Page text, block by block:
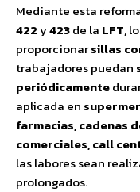
Mediante esta
422y423de la LFT,
proporcionarsillas
trabajadores puedan
periódicamente
aplicada en
farmacias, cadenas
comerciales, call
las labores sean
prolongados.